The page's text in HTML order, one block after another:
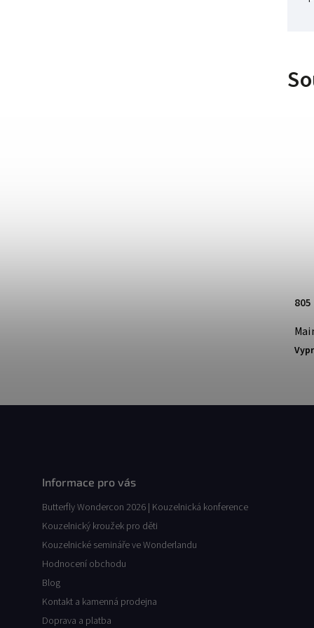
805
Informace pro vás
Butterfly Wondercon 2026 | Kouzelnická konference
Kouzelnický kroužek pro děti
Kouzelnické semináře ve Wonderlandu
Hodnocení obchodu
Blog
Kontakt a kamenná prodejna
Doprava a platba